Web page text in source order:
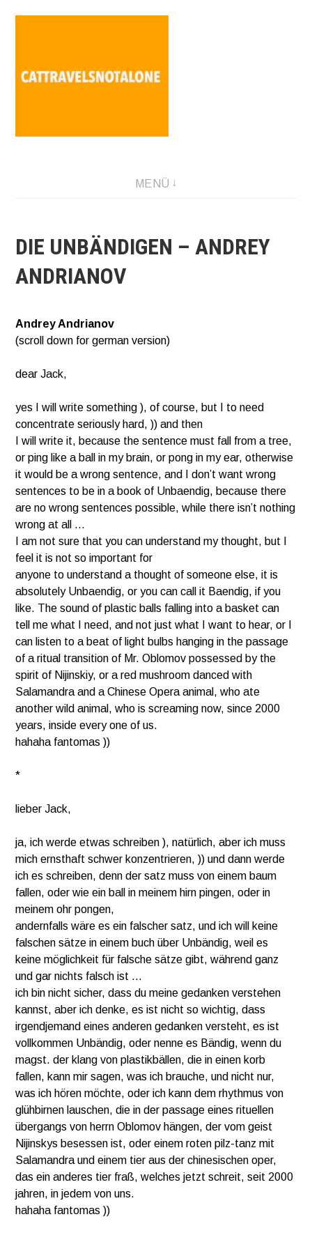
SABINA HOLZER performance-artist. writer. movement-
MENÜ
DIE UNBÄNDIGEN – ANDREY
ANDRIANOV
Andrey Andrianov
(scroll down for german version)
dear Jack,
yes I will write something ), of course, but I to need
concentrate seriously hard, )) and then
I will write it, because the sentence must fall from a tree,
or ping like a ball in my brain, or pong in my ear,otherwise
it would be a wrong sentence, and I don’t want wrong
sentences to be in a book of Unbaendig, because there
are no wrong sentences possible, while there isn’t nothing
wrong at all …
I am not sure that you can understand my thought, but I
feel it is not so important for
anyone to understand a thought of someone else, it is
absolutely Unbaendig, or you can call it Baendig, if you
like. The sound of plastic balls falling into a basket can
tell me what I need,and not just what I want to hear, or I
can listen to a beat of light bulbs hanging in the passage
of a ritual transitionof Mr. Oblomov possessed by the
spirit of Nijinskiy, or a red mushroom danced with
Salamandra and a Chinese Opera animal,who ate
another wild animal, who is screaming now, since 2000
years, inside every one of us.
hahaha fantomas ))
*
lieber Jack,
ja, ich werde etwas schreiben ), natürlich, aber ich muss
mich ernsthaft schwer konzentrieren, )) und dannwerde
ich es schreiben, denn der satz muss von einem baum
fallen, oder wie ein ball in meinem hirn pingen, oder in
meinem ohr pongen,
andernfalls wäre es ein falscher satz, und ich will keine
falschen sätze in einem buch über Unbändig,weil es
keine möglichkeit für falsche sätze gibt, während ganz
und gar nichts falsch ist …
ich bin nicht sicher, dass du meine gedanken verstehen
kannst, aber ich denke, es ist nicht so wichtig, dass
irgendjemand eines anderen gedanken versteht, es ist
vollkommen Unbändig, oder nenne es Bändig, wenn du
magst. der klang von plastikbällen, die in einen korb
fallen, kann mir sagen, was ich brauche,und nicht nur,
was ich hören möchte, oder ich kann dem rhythmus von
glühbirnen lauschen, die in der passage eines rituellen
übergangsvon herrn Oblomov hängen, der vom geist
Nijinskys besessen ist, oder einem roten pilz-tanz mit
Salamandra und einem tier aus der chinesischen oper,
das ein anderes tier fraß, welches jetzt schreit, seit 2000
jahren, in jedem von uns.
hahaha fantomas ))